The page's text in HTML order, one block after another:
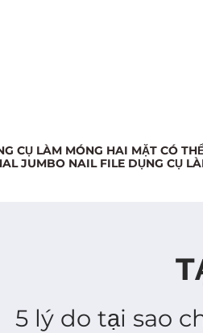
CỤ LÀM MÓNG HAI MẶT CÓ
JUMBO NAIL FILE DỤNG CỤ
5 lý do tại sao